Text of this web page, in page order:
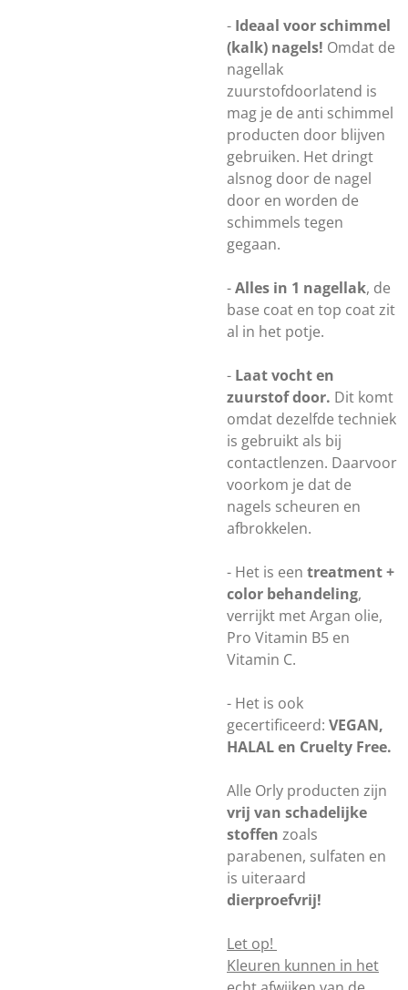
- Ideaal voor schimmel
(kalk) nagels! Omdat de
nagellak
zuurstofdoorlatend is
mag je de anti schimmel
producten door blijven
gebruiken. Het dringt
alsnog door de nagel
door en worden de
schimmels tegen
gegaan.
-Alles in 1 nagellak, de
base coat en top coat zit
al in het potje.
- Laat vocht en
zuurstof door. Dit komt
omdat dezelfde techniek
is gebruikt als bij
contactlenzen. Daarvoor
voorkom je dat de
nagels scheuren en
afbrokkelen.
- Het is een treatment +
color behandeling,
verrijkt met Argan olie,
Pro Vitamin B5 en
Vitamin C.
- Het is ook
gecertificeerd: VEGAN,
HALAL en Cruelty Free.
Alle Orly producten zijn
vrij van schadelijke
stoffen zoals
parabenen, sulfaten en
is uiteraard
dierproefvrij!
Let op!
Kleuren kunnen in het